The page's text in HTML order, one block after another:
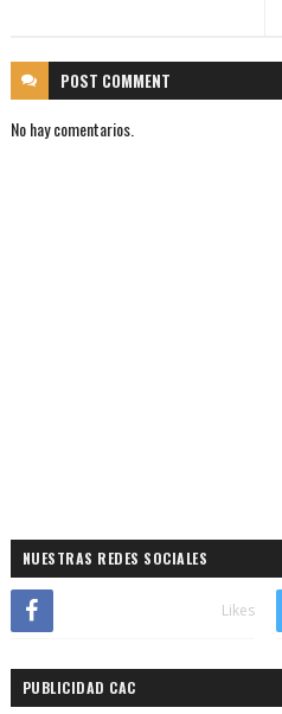
POST COMMENT
No hay comentarios.
NUESTRAS REDES SOCIALES
Likes
PUBLICIDAD CAC